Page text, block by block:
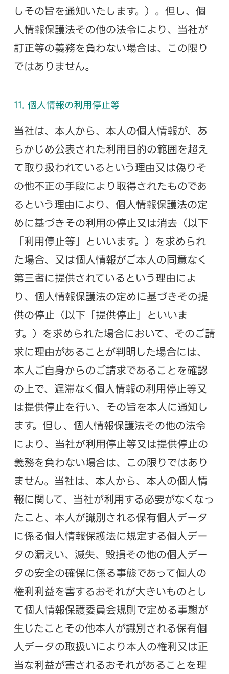
しその旨を通知いたします。）。但し、個
人情報保護法その他の法令により、当社が
訂正等の義務を負わない場合は、この限り
ではありません。
11. 個人情報の利用停止等
当社は、本人から、本人の個人情報が、あ
らかじめ公表された利用目的の範囲を超え
て取り扱われているという理由又は偽りそ
の他不正の手段により取得されたものであ
るという理由により、個人情報保護法の定
めに基づきその利用の停止又は消去（以下
「利用停止等」といいます。）を求められ
た場合、又は個人情報がご本人の同意なく
第三者に提供されているという理由によ
り、個人情報保護法の定めに基づきその提
供の停止（以下「提供停止」といいま
す。）を求められた場合において、そのご請
求に理由があることが判明した場合には、
本人ご自身からのご請求であることを確認
の上で、遅滞なく個人情報の利用停止等又
は提供停止を行い、その旨を本人に通知し
ます。但し、個人情報保護法その他の法令
により、当社が利用停止等又は提供停止の
義務を負わない場合は、この限りではあり
ません。当社は、本人から、本人の個人情
報に関して、当社が利用する必要がなくなっ
たこと、本人が識別される保有個人データ
に係る個人情報保護法に規定する個人デー
タの漏えい、滅失、毀損その他の個人デー
タの安全の確保に係る事態であって個人の
権利利益を害するおそれが大きいものとし
て個人情報保護委員会規則で定める事態が
生じたことその他本人が識別される保有個
人データの取扱いにより本人の権利又は正
当な利益が害されるおそれがあることを理